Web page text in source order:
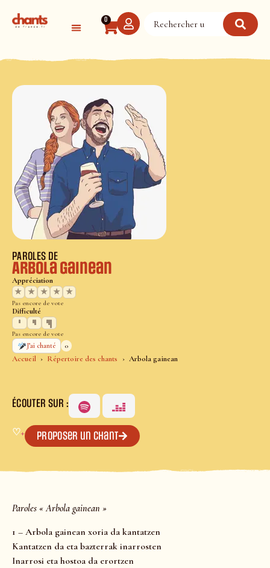
0
Accueil Répertoire des chants Arbola gainean
PAROLES DE
Arbola gainean
Appréciation
★
★ ★ ★ ★
Pas encore de vote
Difficulté
Pas encore de vote
J’ai chanté
0
ÉCOUTER SUR :
♡+ Proposer un chant
Paroles « Arbola gainean »
1 – Arbola gainean xoria da kantatzen
Kantatzen da eta bazterrak inarrosten
Inarrosi eta hostoa da erortzen